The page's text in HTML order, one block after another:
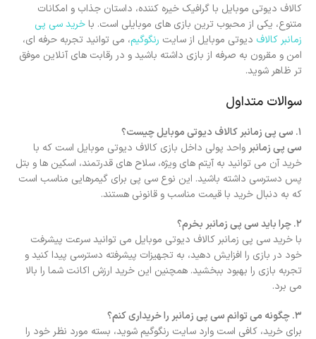
کالاف دیوتی موبایل با گرافیک خیره کننده، داستان جذاب و امکانات
متنوع، یکی از محبوب ترین بازی های موبایلی است. باخرید سی پی
زمانبر کالاف دیوتی موبایل از سایت رنگوگیم، می توانید تجربه حرفه ای،
امن و مقرون به صرفه از بازی داشته باشید و در رقابت های آنلاین موفق
تر ظاهر شوید.
سوالات متداول
۱. سی پی زمانبر کالاف دیوتی موبایل چیست؟
سی پی زمانبر واحد پولی داخل بازی کالاف دیوتی موبایل است که با
خرید آن می توانید به آیتم های ویژه، سلاح های قدرتمند، اسکین ها و بتل
پس دسترسی داشته باشید. این نوع سی پی برای گیمرهایی مناسب است
که به دنبال خرید با قیمت مناسب و قانونی هستند.
۲. چرا باید سی پی زمانبر بخرم؟
با خرید سی پی زمانبر کالاف دیوتی موبایل می توانید سرعت پیشرفت
خود در بازی را افزایش دهید، به تجهیزات پیشرفته دسترسی پیدا کنید و
تجربه بازی را بهبود ببخشید. همچنین این خرید ارزش اکانت شما را بالا
می برد.
۳. چگونه می توانم سی پی زمانبر را خریداری کنم؟
برای خرید، کافی است وارد سایت رنگوگیم شوید، بسته مورد نظر خود را